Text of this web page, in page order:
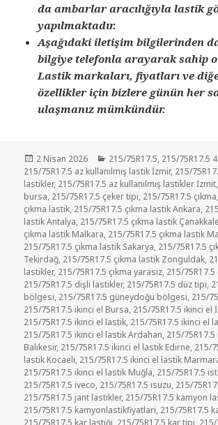
da ambarlar aracılığıyla lastik
yapılmaktadır.
Aşağıdaki iletişim bilgilerinden
bilgiye telefonla arayarak sahip
Lastik markaları, fiyatları ve
özellikler için bizlere günün her
ulaşmanız mümkündür.
Yayın
tarihi
2 Nisan 2026 Kategoriler
215/75R17.5, 215/75R17.5
215/75R17.5 az kullanılmış lastik İzmir, 215/
lastikler, 215/75R17.5 az kullanılmış lastikler İzmit,
bursa, 215/75R17.5 çeker tipi, 215/75R17.5 çıkma,
çıkma lastik, 215/75R17.5 çıkma lastik Ankara,
lastik Antalya, 215/75R17.5 çıkma lastik
çıkma lastik Malkara, 215/75R17.5 çıkma lastik
215/75R17.5 çıkma lastik Sakarya, 215/75R17.5
Tekirdağ, 215/75R17.5 çıkma lastik Zonguldak,
lastikler, 215/75R17.5 çıkma yarasız, 215/75R17.5
215/75R17.5 dişli lastikler, 215/75R17.5 düz tipi,
bölgesi, 215/75R17.5 güneydoğu bölgesi, 215/
215/75R17.5 ikinci el Bursa, 215/75R17.5 ikinci el
215/75R17.5 ikinci el lastik, 215/75R17.5 ikinci el
215/75R17.5 ikinci el lastik Ardahan, 215/
Balıkesir, 215/75R17.5 ikinci el lastik Edirne, 215/
lastik Kocaeli, 215/75R17.5 ikinci el lastik
215/75R17.5 ikinci el lastik Muğla, 215/75R17.5
215/75R17.5 iveco, 215/75R17.5 ısuzu, 215/
215/75R17.5 jant lastikler, 215/75R17.5 kamyon
215/75R17.5 kamyonlastikfiyatlari, 215/75R17.5